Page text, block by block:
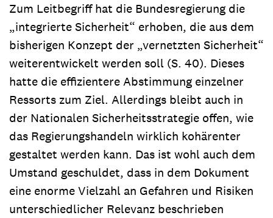
Zum Leitbegriff hat die Bundesregierung die
„integrierte Sicherheit“ erhoben, die aus dem
bisherigen Konzept der „vernetzten Sicherheit“
weiterentwickelt werden soll (S. 40). Dieses
hatte die effizientere Abstimmung einzelner
Ressorts zum Ziel. Allerdings bleibt auch in
der Nationalen Sicherheitsstrategie offen, wie
das Regierungshandeln wirklich kohärenter
gestaltet werden kann. Das ist wohl auch dem
Umstand geschuldet, dass in dem Dokument
eine enorme Vielzahl an Gefahren und Risiken
unterschiedlicher Relevanz beschrieben